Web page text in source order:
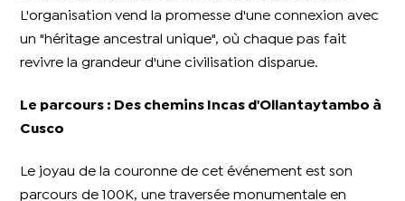
L'organisation vend la promesse d'une connexion avec
un "héritage ancestral unique", où chaque pas fait
revivre la grandeur d'une civilisation disparue.
Le parcours : Des chemins Incas d'Ollantaytambo à
Cusco
Le joyau de la couronne de cet événement est son
parcours de 100K, une traversée monumentale en